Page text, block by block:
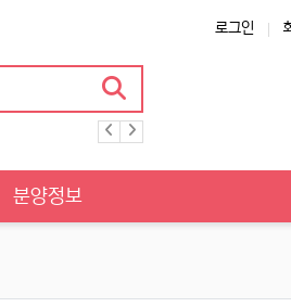
로그인
분양정보